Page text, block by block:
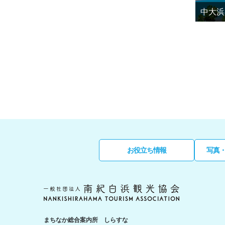
中大
お役立ち情報 写真
まちなか総合案内所 しらすな